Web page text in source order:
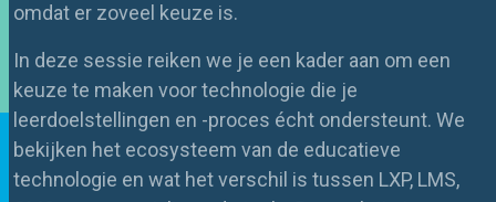
omdat er zoveel keuze is.
In deze sessie reiken we je een kader aan om een
keuze te maken voor technologie die je
leerdoelstellingen en -proces écht ondersteunt. We
bekijken het ecosysteem van de educatieve
technologie en wat het verschil is tussen LXP, LMS,